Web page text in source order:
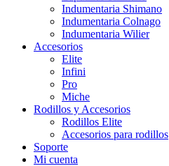
Indumentaria Shimano
Indumentaria Colnago
Indumentaria Wilier
Accesorios
Elite
Infini
Pro
Miche
Rodillos y Accesorios
Rodillos Elite
Accesorios para rodillos
Soporte
Mi cuenta